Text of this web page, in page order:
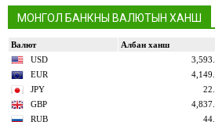
МОНГОЛ БАНКНЫ ВАЛЮТЫН ХАНШ